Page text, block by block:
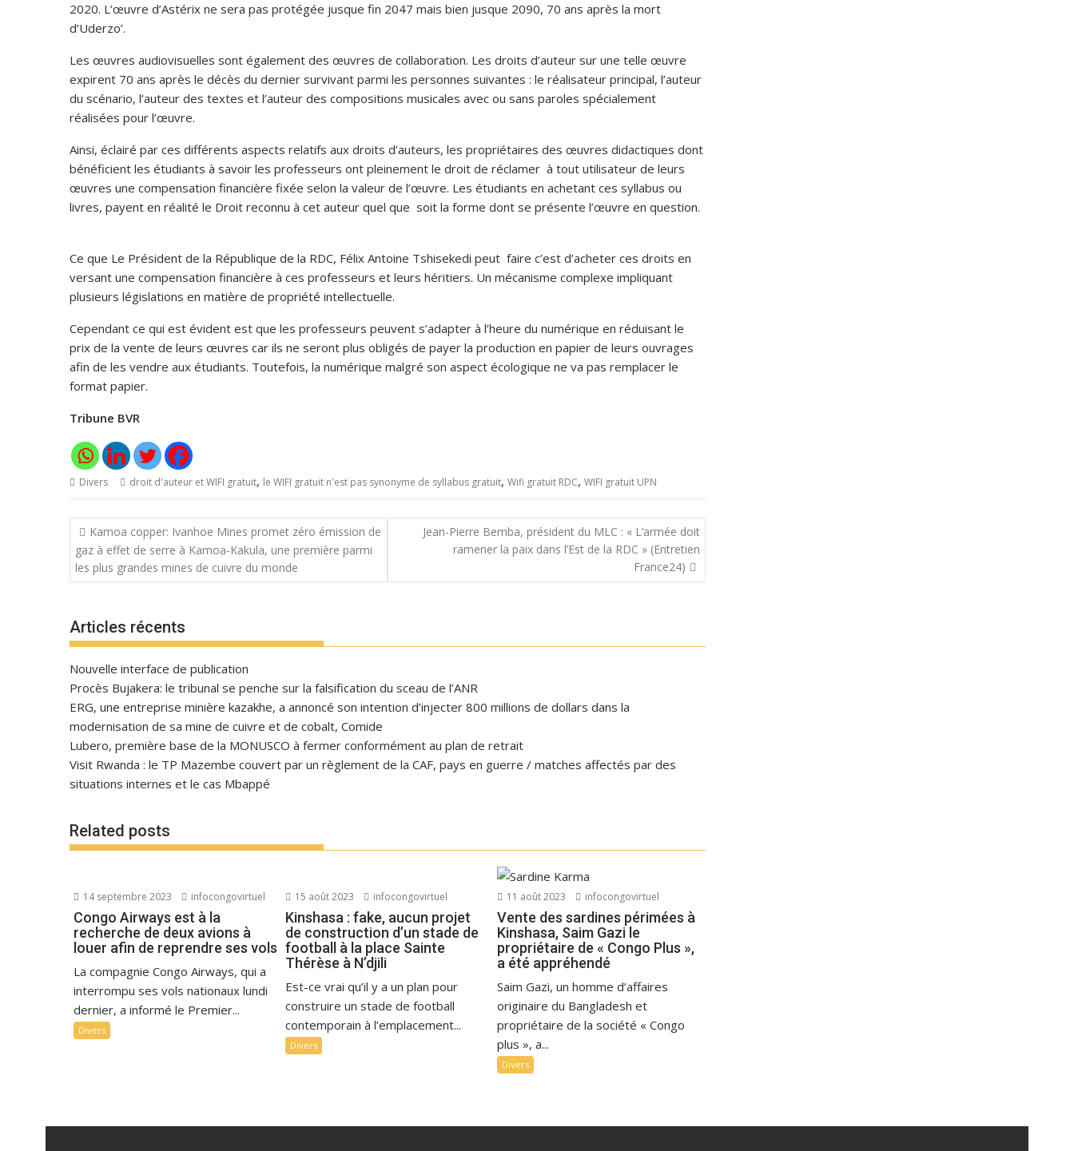
2020. L’œuvre d’Astérix ne sera pas protégée jusque fin 2047 mais bien jusque 2090, 70 ans après la mort
d’Uderzo’.
Les œuvres audiovisuelles sont également des œuvres de collaboration. Les droits d’auteur sur une telle œuvre
expirent 70 ans après le décès du dernier survivant parmi les personnes suivantes : le réalisateur principal, l’auteur
du scénario, l’auteur des textes et l’auteur des compositions musicales avec ou sans paroles spécialement
réalisées pour l’œuvre.
Ainsi, éclairé par ces différents aspects relatifs aux droits d’auteurs, les propriétaires des œuvres didactiques dont
bénéficient les étudiants à savoir les professeurs ont pleinement le droit de réclamer à tout utilisateur de leurs
œuvres une compensation financière fixée selon la valeur de l’œuvre. Les étudiants en achetant ces syllabus ou
livres, payent en réalité le Droit reconnu à cet auteur quel que soit la forme dont se présente l’œuvre en question.
Ce que Le Président de la République de la RDC, Félix Antoine Tshisekedi peut faire c’est d’acheter ces droits en
versant une compensation financière à ces professeurs et leurs héritiers. Un mécanisme complexe impliquant
plusieurs législations en matière de propriété intellectuelle.
Cependant ce qui est évident est que les professeurs peuvent s’adapter à l’heure du numérique en réduisant le
prix de la vente de leurs œuvres car ils ne seront plus obligés de payer la production en papier de leurs ouvrages
afin de les vendre aux étudiants. Toutefois, la numérique malgré son aspect écologique ne va pas remplacer le
format papier.
Tribune BVR
Divers droit d'auteur et WIFI gratuit, le WIFI gratuit n'est pas synonyme de syllabus gratuit, Wifi gratuit RDC, WIFI gratuit UPN
Navigation
de
l’article
Kamoa copper: Ivanhoe Mines promet zéro émission de
gaz à effet de serre à Kamoa-Kakula, une première parmi
les plus grandes mines de cuivre du monde
Jean-Pierre Bemba, président du MLC : « L’armée doit
ramener la paix dans l’Est de la RDC » (Entretien
France24)
Articles récents
Nouvelle interface de publication
Procès Bujakera: le tribunal se penche sur la falsification du sceau de l’ANR
ERG, une entreprise minière kazakhe, a annoncé son intention d’injecter 800 millions de dollars dans la
modernisation de sa mine de cuivre et de cobalt, Comide
Lubero, première base de la MONUSCO à fermer conformément au plan de retrait
Visit Rwanda : le TP Mazembe couvert par un règlement de la CAF, pays en guerre / matches affectés par des
situations internes et le cas Mbappé
Related posts
14 septembre 2023 infocongovirtuel
Congo Airways est à la
recherche de deux avions à
louer afin de reprendre ses vols
La compagnie Congo Airways, qui a
interrompu ses vols nationaux lundi
dernier, a informé le Premier...
Divers
15 août 2023 infocongovirtuel
Kinshasa : fake, aucun projet
de construction d’un stade de
football à la place Sainte
Thérèse à N’djili
Est-ce vrai qu’il y a un plan pour
construire un stade de football
contemporain à l’emplacement...
Divers
11 août 2023 infocongovirtuel
Vente des sardines périmées à
Kinshasa, Saim Gazi le
propriétaire de « Congo Plus »,
a été appréhendé
Saim Gazi, un homme d’affaires
originaire du Bangladesh et
propriétaire de la société « Congo
plus », a...
Divers